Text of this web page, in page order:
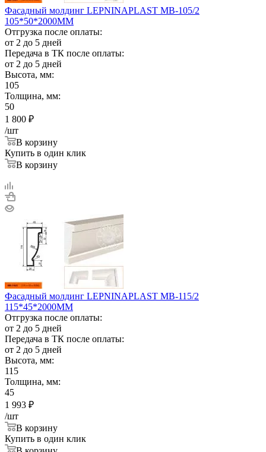
Фасадный молдинг LEPNINAPLAST МВ-105/2
105*50*2000ММ
Отгрузка после оплаты:
от 2 до 5 дней
Передача в ТК после оплаты:
от 2 до 5 дней
Высота, мм:
105
Толщина, мм:
50
1 800 ₽
/шт
В корзину
Купить в один клик
В корзину
Фасадный молдинг LEPNINAPLAST МВ-115/2
115*45*2000ММ
Отгрузка после оплаты:
от 2 до 5 дней
Передача в ТК после оплаты:
от 2 до 5 дней
Высота, мм:
115
Толщина, мм:
45
1 993 ₽
/шт
В корзину
Купить в один клик